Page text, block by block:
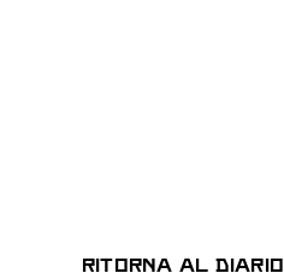
Ritorna al Diario